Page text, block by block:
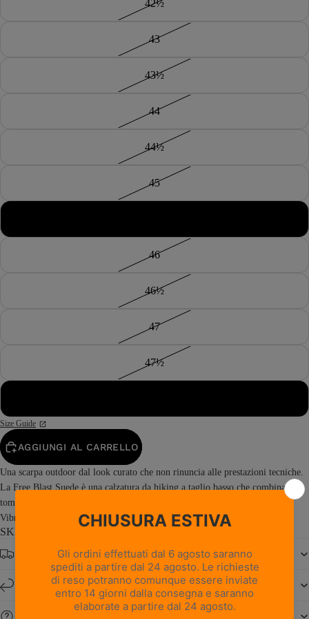
42½
43
43½
44
44½
45
46
46½
47
47½
Size Guide
AGGIUNGI AL CARRELLO
Una scarpa outdoor dal look curato che non rinuncia alle prestazioni tecniche.
La Free Blast Suede è una calzatura da hiking a taglio basso che combina una
tomaia in pelle scamosciata con la stabilità e l’elevata aderenza della suola
Vibram® Junko. Prodotta in Italia, Free...
Read more
SKU: 0217PM1M-RI
Spedizione gratuita da € 150
Resi e cambi entro 14 giorni